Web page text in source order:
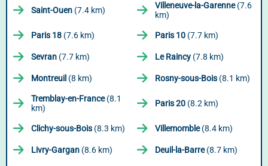
Saint-Ouen (7.4 km) Villeneuve-la-Garenne(7.6
km)
Paris 18 (7.6 km) Paris 10 (7.7 km)
Sevran (7.7 km) Le Raincy (7.8 km)
Montreuil (8 km) Rosny-sous-Bois (8.1 km)
Tremblay-en-France(8.1
km)
Paris 20 (8.2 km)
Clichy-sous-Bois (8.3 km) Villemomble(8.4 km)
Livry-Gargan (8.6 km) Deuil-la-Barre(8.7 km)